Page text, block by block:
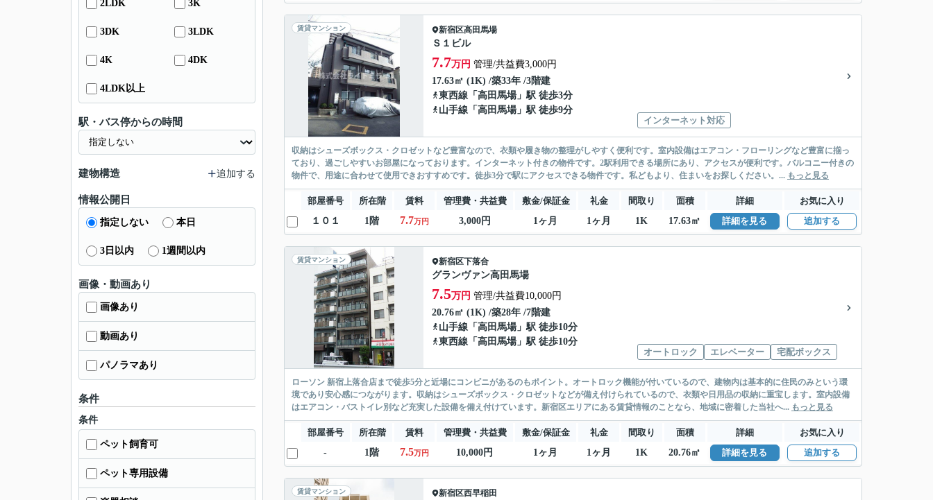
賃貸マンション 新宿区高田馬場
Ｓ１ビル
7.7万円 管理/共益費3,000円
17.63㎡ (1K) /築33年 /3階建
東西線 「 高田馬場」駅 徒歩3分
山手線 「 高田馬場」駅 徒歩9分
インターネット対応
収納はシューズボックス・クロゼットなど豊富なので、衣類や履き物の整理がしやすく便利です。室内設備はエアコン・フローリングなど豊富に揃っ
ており、過ごしやすいお部屋になっております。インターネット付きの物件です。2駅利用できる場所にあり、アクセスが便利です。バルコニー付きの
物件で、用途に合わせて使用できおすすめです。徒歩3分で駅にアクセスできる物件です。私どもより、住まいをお探しください。... もっと見る
部屋番号 所在階 賃料 管理費・共益費 敷金/保証金 礼金 間取り 面積 詳細
お気に入り
１０１
1階 7.7万円 3,000円 1ヶ月 1ヶ月 1K 17.63㎡ 詳細を見る 追加する
賃貸マンション 新宿区下落合
グランヴァン高田馬場
7.5万円 管理/共益費10,000円
20.76㎡ (1K) /築28年 /7階建
山手線 「 高田馬場」駅 徒歩10分
東西線 「 高田馬場」駅 徒歩10分
オートロック
エレベーター 宅配ボックス
ローソン 新宿上落合店まで徒歩5分と近場にコンビニがあるのもポイント。オートロック機能が付いているので、建物内は基本的に住民のみという環
境であり安心感につながります。収納はシューズボックス・クロゼットなどが備え付けられているので、衣類や日用品の収納に重宝します。室内設備
はエアコン・バストイレ別など充実した設備を備え付けています。新宿区エリアにある賃貸情報のことなら、地域に密着した当社へ... もっと見る
部屋番号 所在階 賃料 管理費・共益費 敷金/保証金 礼金 間取り 面積 詳細
お気に入り
-
1階 7.5万円 10,000円 1ヶ月 1ヶ月 1K 20.76㎡ 詳細を見る 追加する
賃貸マンション 新宿区西早稲田
2LDK 3K
3DK 3LDK
4K 4DK
4LDK以上
駅・バス停からの時間
建物構造 追加する
情報公開日
指定しない 本日
3日以内 1週間以内
画像・動画あり
画像あり
動画あり
パノラマあり
条件
条件
ペット飼育可
ペット専用設備